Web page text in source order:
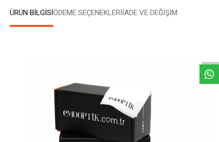
ÜRÜN BİLGİSİÖDEME SEÇENEKLERIİADE VE DEĞİŞİM